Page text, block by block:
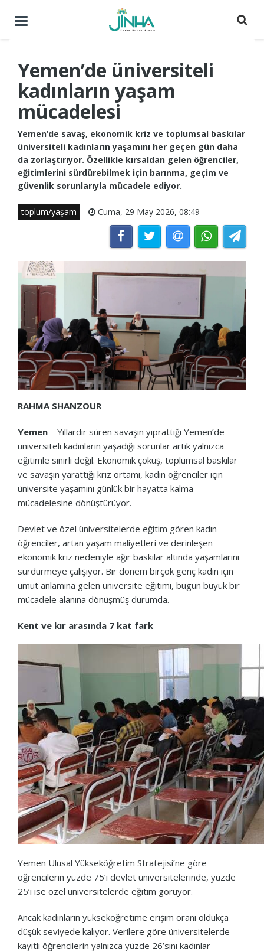
Menüyü
Yemen’de üniversiteli
kadınların yaşam
mücadelesi
Yemen’de savaş, ekonomik kriz ve toplumsal baskılar
üniversiteli kadınların yaşamını her geçen gün daha
da zorlaştırıyor. Özellikle kırsaldan gelen öğrenciler,
eğitimlerini sürdürebilmek için barınma, geçim ve
güvenlik sorunlarıyla mücadele ediyor.
toplum/yaşam Cuma, 29 May 2026, 08:49
RAHMA SHANZOUR
Yemen – Yıllardır süren savaşın yıprattığı Yemen’de
üniversiteli kadınların yaşadığı sorunlar artık yalnızca
eğitimle sınırlı değil. Ekonomik çöküş, toplumsal baskılar
ve savaşın yarattığı kriz ortamı, kadın öğrenciler için
üniversite yaşamını günlük bir hayatta kalma
mücadelesine dönüştürüyor.
Devlet ve özel üniversitelerde eğitim gören kadın
öğrenciler, artan yaşam maliyetleri ve derinleşen
ekonomik kriz nedeniyle ağır baskılar altında yaşamlarını
sürdürmeye çalışıyor. Bir dönem birçok genç kadın için
umut anlamına gelen üniversite eğitimi, bugün büyük bir
mücadele alanına dönüşmüş durumda.
Kent ve kır arasında 7 kat fark
Yemen Ulusal Yükseköğretim Stratejisi’ne göre
öğrencilerin yüzde 75’i devlet üniversitelerinde, yüzde
25’i ise özel üniversitelerde eğitim görüyor.
Ancak kadınların yükseköğretime erişim oranı oldukça
düşük seviyede kalıyor. Verilere göre üniversitelerde
kayıtlı öğrencilerin yalnızca yüzde 26’sını kadınlar